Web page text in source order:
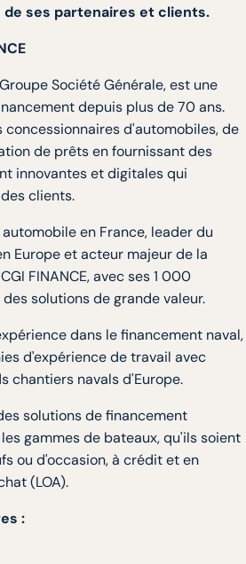
ses partenaires et clients.
Société Générale, est une
depuis plus de 70 ans.
concessionnaires d'automobiles, de
de prêts en fournissant des
innovantes et digitales qui
clients.
en France, leader du
Europe et acteur majeur de la
FINANCE, avec ses 1 000
solutions de grande valeur.
dans le financement naval,
d'expérience de travail avec
chantiers navals d'Europe.
solutions de financement
gammes de bateaux, qu'ils soient
ou d'occasion, à crédit et en
(LOA).
: